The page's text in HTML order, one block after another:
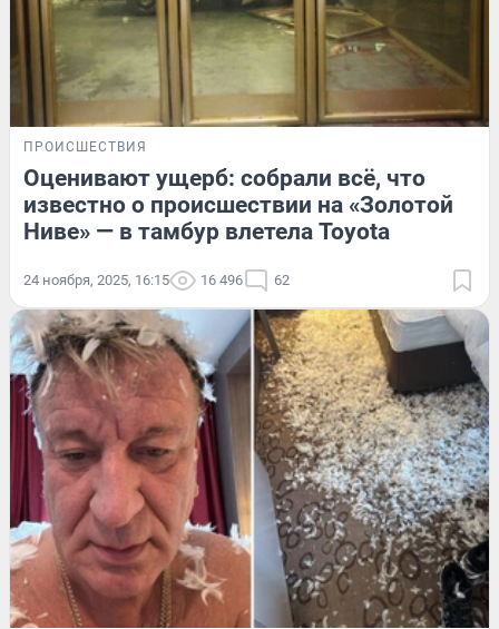
ПРОИСШЕСТВИЯ
Оценивают ущерб: собрали всё, что
известно о происшествии на «Золотой
Ниве» — в тамбур влетела Toyota
24 ноября, 2025, 16:15 16 496 62